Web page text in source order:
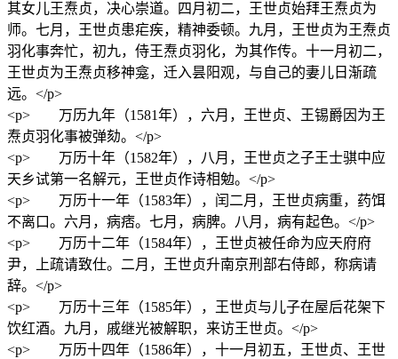
其女儿王焘贞，决心崇道。四月初二，王世贞始拜王焘贞为
师。七月，王世贞患疟疾，精神委顿。九月，王世贞为王焘贞
羽化事奔忙，初九，侍王焘贞羽化，为其作传。十一月初二，
王世贞为王焘贞移神龛，迁入昙阳观，与自己的妻儿日渐疏
远。</p>
<p> 万历九年（1581年），六月，王世贞、王锡爵因为王
焘贞羽化事被弹劾。</p>
<p> 万历十年（1582年），八月，王世贞之子王士骐中应
天乡试第一名解元，王世贞作诗相勉。</p>
<p> 万历十一年（1583年），闰二月，王世贞病重，药饵
不离口。六月，病痞。七月，病脾。八月，病有起色。</p>
<p> 万历十二年（1584年），王世贞被任命为应天府府
尹，上疏请致仕。二月，王世贞升南京刑部右侍郎，称病请
辞。</p>
<p> 万历十三年（1585年），王世贞与儿子在屋后花架下
饮红酒。九月，戚继光被解职，来访王世贞。</p>
<p> 万历十四年（1586年），十一月初五，王世贞、王世